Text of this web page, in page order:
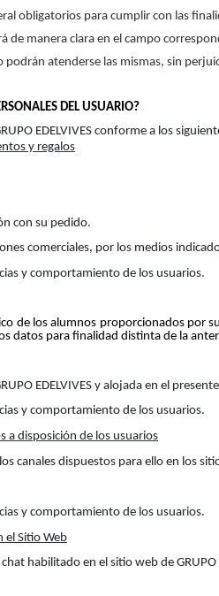
obligatorios para cumplir con las
de manera clara en el campo
atenderse las mismas, sin
DEL USUARIO?
EDELVIVES conforme a los
y regalos
con su pedido.
comerciales, por los medios
y comportamiento de los usuarios.
de los alumnos proporcionados
datos para finalidad distinta de la
EDELVIVES y alojada en el
y comportamiento de los usuarios.
a disposición de los usuarios
dispuestos para ello en los
y comportamiento de los usuarios.
el Sitio Web
habilitado en el sitio web de GRUPO